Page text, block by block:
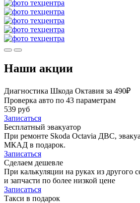
Наши акции
Диагностика Шкода Октавия за 490₽
Проверка авто по 43 параметрам
539 руб
Записаться
Бесплатный эвакуатор
При ремонте Skoda Octavia ДВС,
МКАД в подарок.
Записаться
Сделаем дешевле
При калькуляции на руках из другого
и запчасти по более низкой цене
Записаться
Такси в подарок